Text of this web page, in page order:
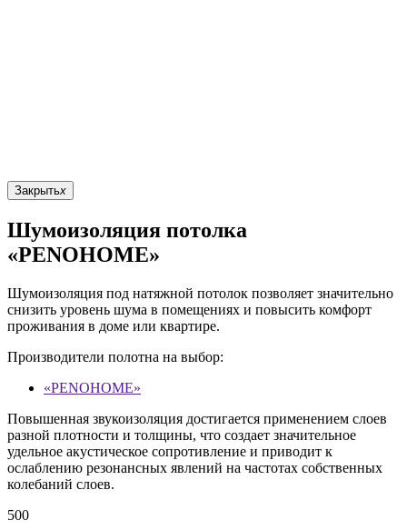
Закрытьx
Шумоизоляция потолка
«PENOHOME»
Шумоизоляция под натяжной потолок позволяет значительно
снизить уровень шума в помещениях и повысить комфорт
проживания в доме или квартире.
Производители полотна на выбор:
«PENOHOME»
Повышенная звукоизоляция достигается применением слоев
разной плотности и толщины, что создает значительное
удельное акустическое сопротивление и приводит к
ослаблению резонансных явлений на частотах собственных
колебаний слоев.
500